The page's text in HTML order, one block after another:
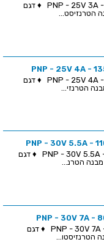
טרנזיסטור PNP - 25V 3A - 160MHZ - SMD ♦ דגם
טרנזיסטור PNP - 25V 4A - 135MHZ - SMD ♦ דגם
טרנזיסטור PNP - 30V 5.5A - 110MHZ - SMD ♦ דגם
טרנזיסטור PNP - 30V 7A - 80MHZ - SMD ♦ דגם